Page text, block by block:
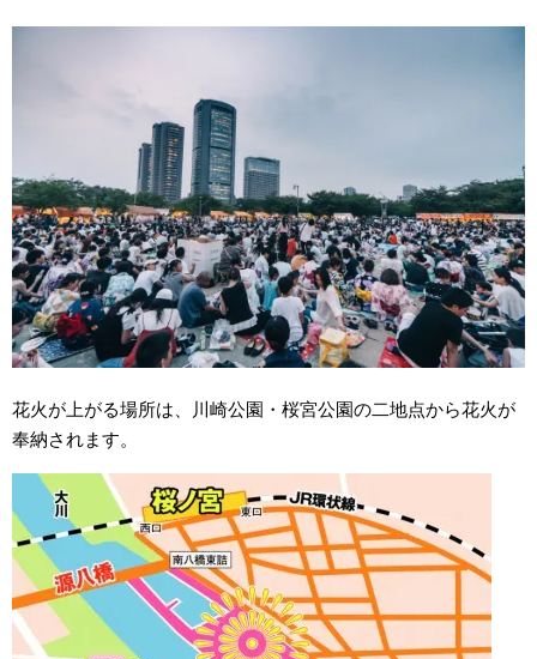
花火が上がる場所は、川崎公園・桜宮公園の二地点から花火が
奉納されます。